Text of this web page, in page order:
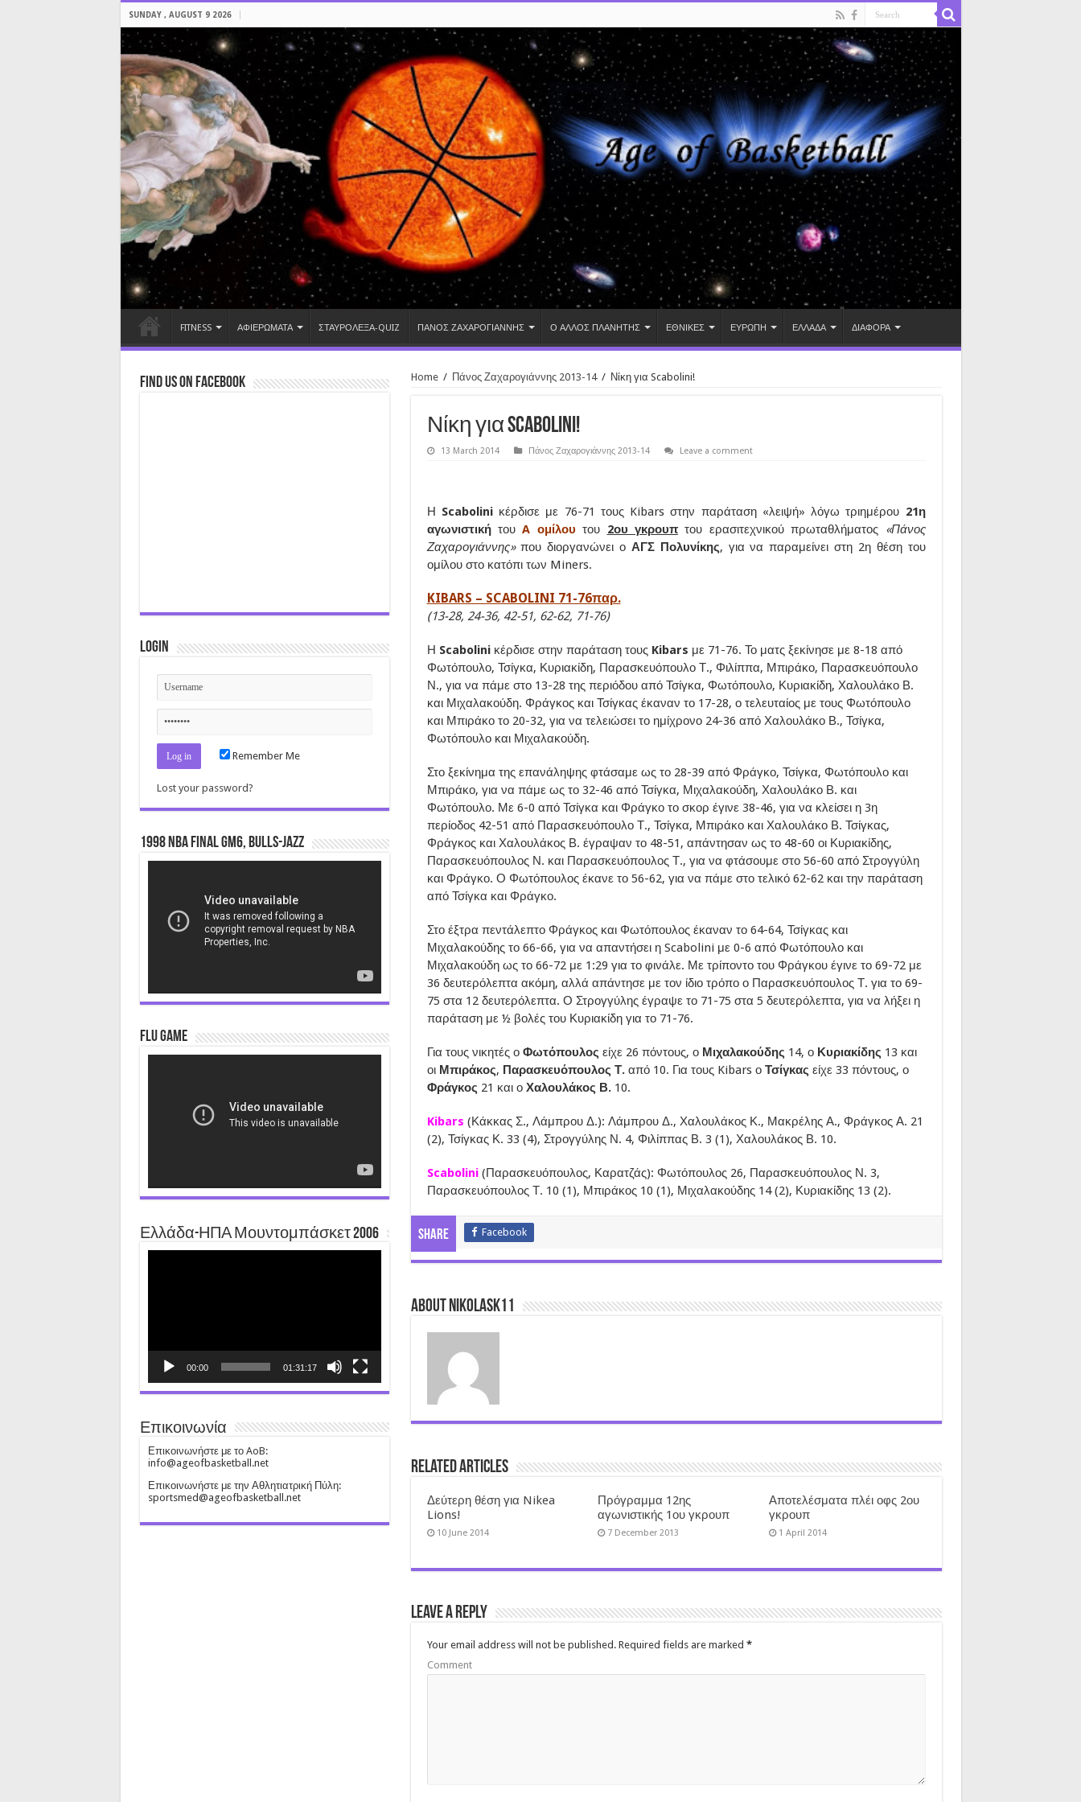
SUNDAY , AUGUST 9 2026
FITNESS ΑΦΙΕΡΩΜΑΤΑ ΣΤΑΥΡΟΛΕΞΑ-QUIZ ΠΑΝΟΣ ΖΑΧΑΡΟΓΙΑΝΝΗΣ Ο ΑΛΛΟΣ ΠΛΑΝΗΤΗΣ ΕΘΝΙΚΕΣ ΕΥΡΩΠΗ ΕΛΛΑΔΑ ΔΙΑΦΟΡΑ
Home / Πάνος Ζαχαρογιάννης 2013-14 / Νίκη για Scabolini!
Νίκη για Scabolini!
13 March 2014 Πάνος Ζαχαρογιάννης 2013-14 Leave a comment
Η Scabolini κέρδισε με 76-71 τους Kibars στην παράταση «λειψή» λόγω τριημέρου 21η
αγωνιστική τουA ομίλουτου 2ου γκρουπτου ερασιτεχνικού πρωταθλήματος «Πάνος
Ζαχαρογιάννης»που διοργανώνει ο ΑΓΣ Πολυνίκης, για να παραμείνει στη 2η θέση του
ομίλου στο κατόπι των Miners.
KIBARS – SCABOLINI 71-76παρ.
(13-28, 24-36, 42-51, 62-62, 71-76)
Η Scabolini κέρδισε στην παράταση τους Kibars με 71-76. Το ματς ξεκίνησε με 8-18 από
Φωτόπουλο, Τσίγκα, Κυριακίδη, Παρασκευόπουλο Τ., Φιλίππα, Μπιράκο, Παρασκευόπουλο
Ν., για να πάμε στο 13-28 της περιόδου από Τσίγκα, Φωτόπουλο, Κυριακίδη, Χαλουλάκο Β.
και Μιχαλακούδη. Φράγκος και Τσίγκας έκαναν το 17-28, ο τελευταίος με τους Φωτόπουλο
και Μπιράκο το 20-32, για να τελειώσει το ημίχρονο 24-36 από Χαλουλάκο Β., Τσίγκα,
Φωτόπουλο και Μιχαλακούδη.
Στο ξεκίνημα της επανάληψης φτάσαμε ως το 28-39 από Φράγκο, Τσίγκα, Φωτόπουλο και
Μπιράκο, για να πάμε ως το 32-46 από Τσίγκα, Μιχαλακούδη, Χαλουλάκο Β. και
Φωτόπουλο. Με 6-0 από Τσίγκα και Φράγκο το σκορ έγινε 38-46, για να κλείσει η 3η
περίοδος 42-51 από Παρασκευόπουλο Τ., Τσίγκα, Μπιράκο και Χαλουλάκο Β. Τσίγκας,
Φράγκος και Χαλουλάκος Β. έγραψαν το 48-51, απάντησαν ως το 48-60 οι Κυριακίδης,
Παρασκευόπουλος Ν. και Παρασκευόπουλος Τ., για να φτάσουμε στο 56-60 από Στρογγύλη
και Φράγκο. Ο Φωτόπουλος έκανε το 56-62, για να πάμε στο τελικό 62-62 και την παράταση
από Τσίγκα και Φράγκο.
Στο έξτρα πεντάλεπτο Φράγκος και Φωτόπουλος έκαναν το 64-64, Τσίγκας και
Μιχαλακούδης το 66-66, για να απαντήσει η Scabolini με 0-6 από Φωτόπουλο και
Μιχαλακούδη ως το 66-72 με 1:29 για το φινάλε. Με τρίποντο του Φράγκου έγινε το 69-72 με
36 δευτερόλεπτα ακόμη, αλλά απάντησε με τον ίδιο τρόπο ο Παρασκευόπουλος Τ. για το 69-
75 στα 12 δευτερόλεπτα. Ο Στρογγύλης έγραψε το 71-75 στα 5 δευτερόλεπτα, για να λήξει η
παράταση με ½ βολές του Κυριακίδη για το 71-76.
Για τους νικητές ο Φωτόπουλος είχε 26 πόντους, ο Μιχαλακούδης 14, ο Κυριακίδης 13 και
οι Μπιράκος, Παρασκευόπουλος Τ. από 10. Για τους Kibars ο Τσίγκας είχε 33 πόντους, ο
Φράγκος 21 και ο Χαλουλάκος Β.10.
Kibars (Κάκκας Σ., Λάμπρου Δ.): Λάμπρου Δ., Χαλουλάκος Κ., Μακρέλης Α., Φράγκος Α. 21
(2), Τσίγκας Κ. 33 (4), Στρογγύλης Ν. 4, Φιλίππας Β. 3 (1), Χαλουλάκος Β. 10.
Scabolini (Παρασκευόπουλος, Καρατζάς): Φωτόπουλος 26, Παρασκευόπουλος Ν. 3,
Παρασκευόπουλος Τ. 10 (1), Μπιράκος 10 (1), Μιχαλακούδης 14 (2), Κυριακίδης 13 (2).
Share Facebook
About nikolask11
Related Articles
Δεύτερη θέση για Nikea
Lions!
10 June 2014
Πρόγραμμα 12ης
αγωνιστικής 1ου γκρουπ
7 December 2013
Αποτελέσματα πλέι οφς 2ου
γκρουπ
1 April 2014
Leave a Reply
Your email address will not be published.Required fields are marked *
Comment
Find us on Facebook
Login
Remember Me
Lost your password?
1998 NBA Final gm6, Bulls-Jazz
Flu Game
Ελλάδα-ΗΠΑ Μουντομπάσκετ 2006
00:00 01:31:17
Επικοινωνία
Επικοινωνήστε με το AoB:
info@ageofbasketball.net
Επικοινωνήστε με την Αθλητιατρική Πύλη:
sportsmed@ageofbasketball.net